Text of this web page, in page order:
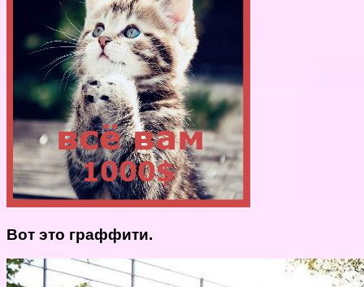
Вот это граффити.